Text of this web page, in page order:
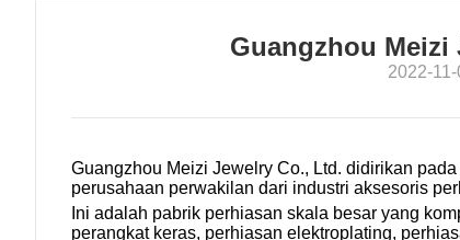
Guangzhou Meizi
2022-
Guangzhou Meizi Jewelry Co., Ltd. didirikan
perusahaan perwakilan dari industri aksesoris
Ini adalah pabrik perhiasan skala besar yang
perangkat keras, perhiasan elektroplating,